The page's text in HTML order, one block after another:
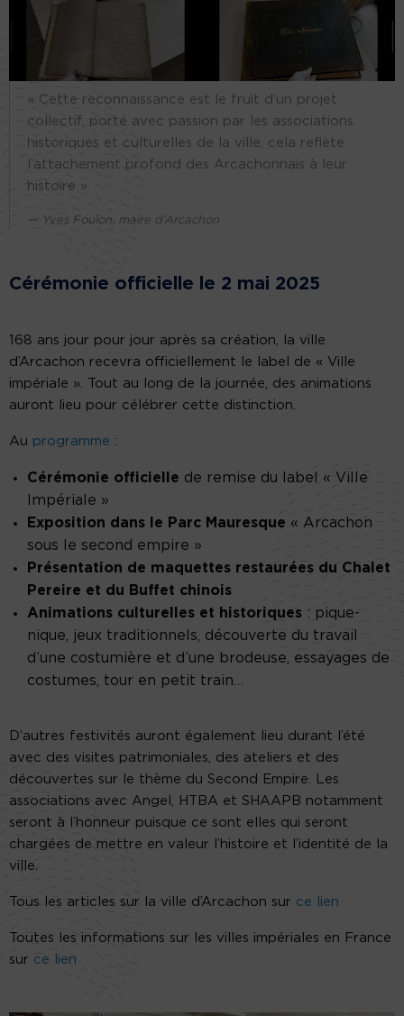
« Cette reconnaissance est le fruit d’un projet
collectif, porté avec passion par les associations
historiques et culturelles de la ville, cela reflète
l’attachement profond des Arcachonnais à leur
histoire ».
Yves Foulon, maire d’Arcachon
Cérémonie officielle le 2 mai 2025
168 ans jour pour jour après sa création, la ville
d’Arcachon recevra officiellement le label de « Ville
impériale ». Tout au long de la journée, des animations
auront lieu pour célébrer cette distinction.
Au programme :
Cérémonie officielle de remise du label « Ville
Impériale »
Exposition dans le Parc Mauresque « Arcachon
sous le second empire »
Présentation de maquettes restaurées du Chalet
Pereire et du Buffet chinois
Animations culturelles et historiques : pique-
nique, jeux traditionnels, découverte du travail
d’une costumière et d’une brodeuse, essayages de
costumes, tour en petit train…
D’autres festivités auront également lieu durant l’été
avec des visites patrimoniales, des ateliers et des
découvertes sur le thème du Second Empire. Les
associations avec Angel, HTBA et SHAAPB notamment
seront à l’honneur puisque ce sont elles qui seront
chargées de mettre en valeur l’histoire et l’identité de la
ville.
Tous les articles sur la ville d’Arcachon sur ce lien
Toutes les informations sur les villes impériales en France
sur ce lien